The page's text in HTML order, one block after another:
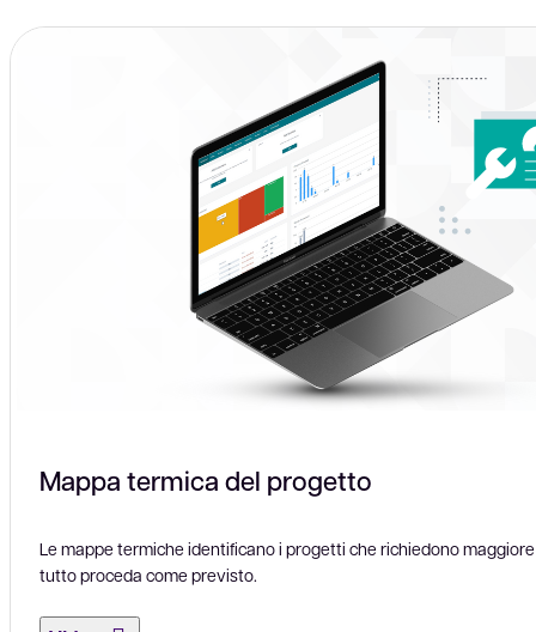
Mappa termica del progetto
Le mappe termiche identificano i progetti che richiedono
tutto proceda come previsto.